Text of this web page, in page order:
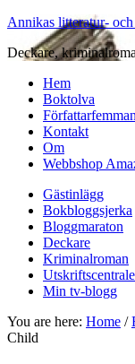
Annikas litteratur-
Deckare,
Hem
Boktolva
Författarfemman
Kontakt
Om
Webbshop
Gästinlägg
Bokbloggsjerka
Bloggmaraton
Deckare
Kriminalroman
Min tv-blogg
You are here: Home /
Child